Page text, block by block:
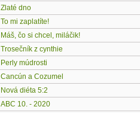
Zlaté dno
To mi zaplatíte!
Máš, čo si chcel, miláčik!
Trosečník z cynthie
Perly múdrosti
Cancún a Cozumel
Nová diéta 5:2
ABC 10. - 2020